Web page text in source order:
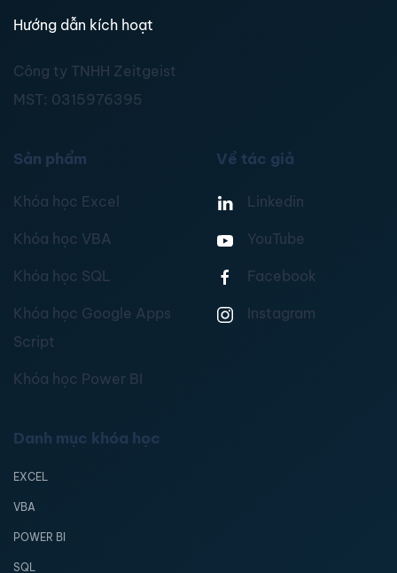
Hướng dẫn kích hoạt
Công ty TNHH Zeitgeist
MST: 0315976395
Sản phẩm
Khóa học Excel
Khóa học VBA
Khóa học SQL
Khóa học Google Apps
Script
Khóa học Power BI
Về tác giả
Linkedin
YouTube
Facebook
Instagram
Danh mục khóa học
EXCEL
VBA
POWER BI
SQL